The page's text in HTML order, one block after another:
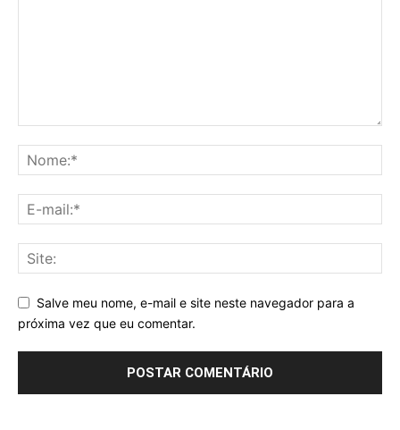
Salve meu nome, e-mail e site neste navegador para a
próxima vez que eu comentar.